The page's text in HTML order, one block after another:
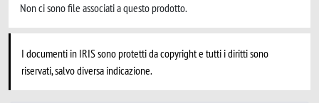
Non ci sono file associati a questo prodotto.
I documenti in IRIS sono protetti da copyright e tutti i diritti sono
riservati, salvo diversa indicazione.